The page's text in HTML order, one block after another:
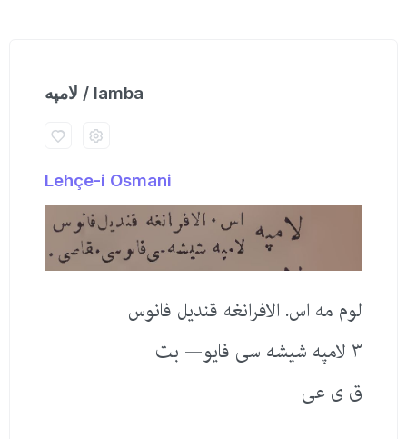
لامپه / lamba
Lehçe-i Osmani
لوم مه اس. الافرانغه قندیل فانوس
٣ لامپه شیشه سی فایو— بت
ق ی عی